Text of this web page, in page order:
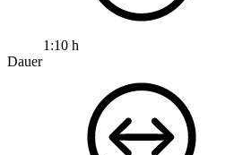
1:10 h
Dauer